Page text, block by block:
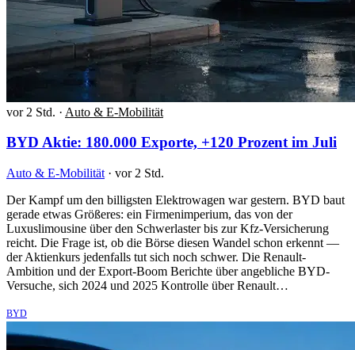
vor 2 Std. · Auto & E-Mobilität
BYD Aktie: 180.000 Exporte, +120 Prozent im Juli
Auto & E-Mobilität · vor 2 Std.
Der Kampf um den billigsten Elektrowagen war gestern. BYD baut
gerade etwas Größeres: ein Firmenimperium, das von der
Luxuslimousine über den Schwerlaster bis zur Kfz-Versicherung
reicht. Die Frage ist, ob die Börse diesen Wandel schon erkennt —
der Aktienkurs jedenfalls tut sich noch schwer. Die Renault-
Ambition und der Export-Boom Berichte über angebliche BYD-
Versuche, sich 2024 und 2025 Kontrolle über Renault…
BYD